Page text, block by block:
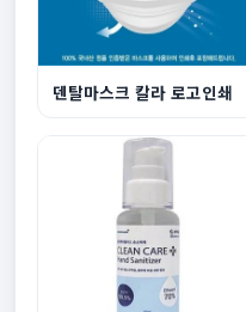
덴탈마스크 칼라 로고인쇄